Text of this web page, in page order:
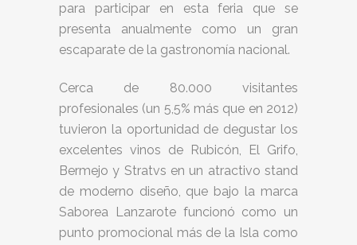
para participar en esta feria que se
presenta anualmente como un gran
escaparate de la gastronomía nacional.
Cerca de 80.000 visitantes
profesionales (un 5,5% más que en 2012)
tuvieron la oportunidad de degustar los
excelentes vinos de Rubicón, El Grifo,
Bermejo y Stratvs en un atractivo stand
de moderno diseño, que bajo la marca
Saborea Lanzarote funcionó como un
punto promocional más de la Isla como